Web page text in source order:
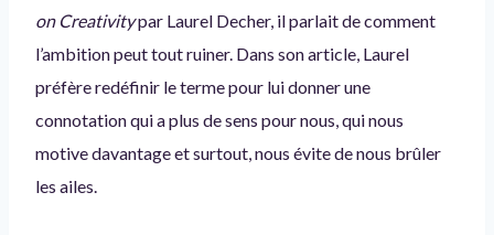
on Creativitypar Laurel Decher, il parlait de comment
l’ambition peut tout ruiner. Dans son article, Laurel
préfère redéfinir le terme pour lui donner une
connotation qui a plus de sens pour nous, qui nous
motive davantage et surtout, nous évite de nous brûler
les ailes.